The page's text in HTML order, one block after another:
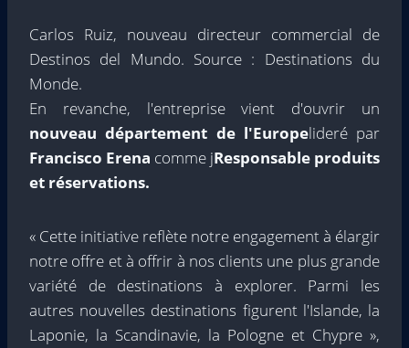
Carlos Ruiz, nouveau directeur commercial de
Destinos del Mundo. Source : Destinations du
Monde.
En revanche, l'entreprise vient d'ouvrir un
nouveau département de l'Europelideré par
Francisco Erena comme jResponsable produits
et réservations.
« Cette initiative reflète notre engagement à élargir
notre offre et à offrir à nos clients une plus grande
variété de destinations à explorer. Parmi les
autres nouvelles destinations figurent l'Islande, la
Laponie, la Scandinavie, la Pologne et Chypre »,